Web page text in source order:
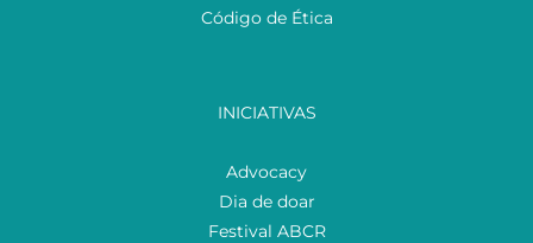
Código de Ética
INICIATIVAS
Advocacy
Dia de doar
Festival ABCR